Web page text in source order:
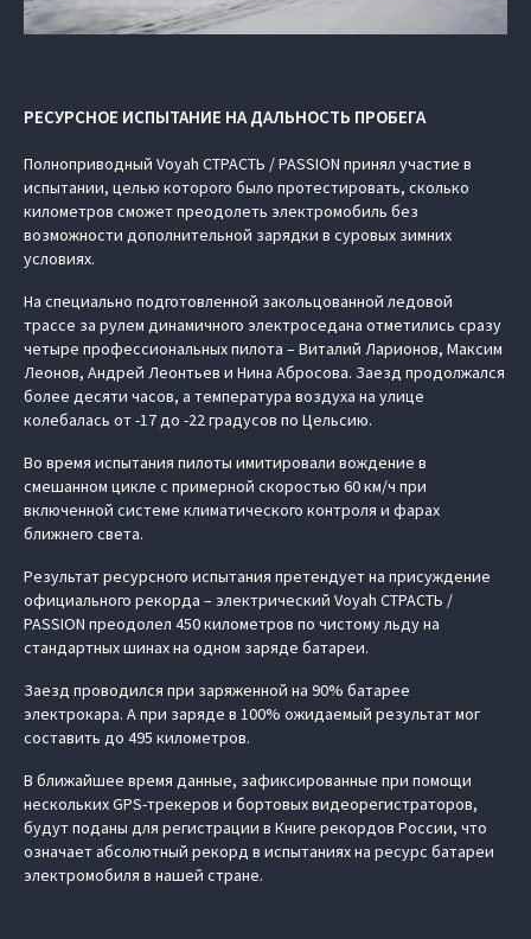
РЕСУРСНОЕ ИСПЫТАНИЕ НА ДАЛЬНОСТЬ ПРОБЕГА
Полноприводный Voyah СТРАСТЬ / PASSION принял участие в
испытании, целью которого было протестировать, сколько
километров сможет преодолеть электромобиль без
возможности дополнительной зарядки в суровых зимних
условиях.
На специально подготовленной закольцованной ледовой
трассе за рулем динамичного электроседана отметились сразу
четыре профессиональных пилота – Виталий Ларионов, Максим
Леонов, Андрей Леонтьев и Нина Абросова. Заезд продолжался
более десяти часов, а температура воздуха на улице
колебалась от -17 до -22 градусов по Цельсию.
Во время испытания пилоты имитировали вождение в
смешанном цикле с примерной скоростью 60 км/ч при
включенной системе климатического контроля и фарах
ближнего света.
Результат ресурсного испытания претендует на присуждение
официального рекорда – электрический Voyah СТРАСТЬ /
PASSION преодолел 450 километров по чистому льду на
стандартных шинах на одном заряде батареи.
Заезд проводился при заряженной на 90% батарее
электрокара. А при заряде в 100% ожидаемый результат мог
составить до 495 километров.
В ближайшее время данные, зафиксированные при помощи
нескольких GPS-трекеров и бортовых видеорегистраторов,
будут поданы для регистрации в Книге рекордов России, что
означает абсолютный рекорд в испытаниях на ресурс батареи
электромобиля в нашей стране.